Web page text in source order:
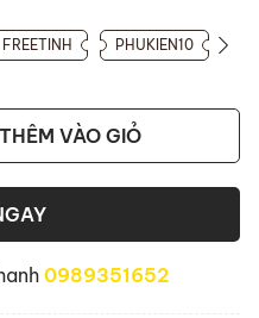
FREETINH PHUKIEN10
THÊM VÀO GIỎ
0989351652